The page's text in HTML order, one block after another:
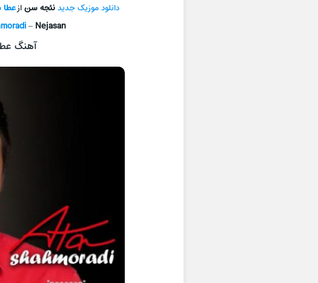
دانلود موزیک جديدنئجه سنازعطا
– Nejasan
آهنگ